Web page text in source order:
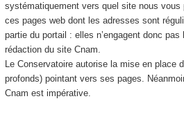
systématiquement vers quel site nous vous
ces pages web dont les adresses sont
partie du portail : elles n’engagent donc
rédaction du site Cnam.
Le Conservatoire autorise la mise en place
profonds) pointant vers ses pages.
Cnam est impérative.